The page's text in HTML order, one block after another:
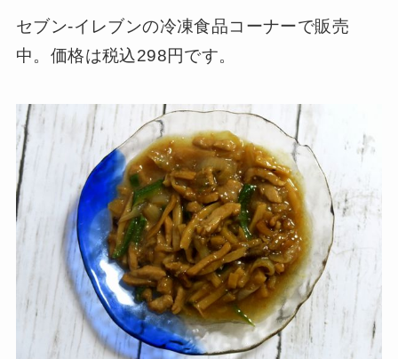
セブン-イレブンの冷凍食品コーナーで販売
中。価格は税込298円です。